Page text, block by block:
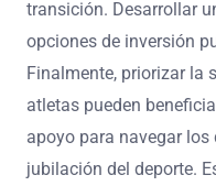
transición. Desarrollar
opciones de inversión
Finalmente, priorizar la
atletas pueden
apoyo para navegar
jubilación del deporte.